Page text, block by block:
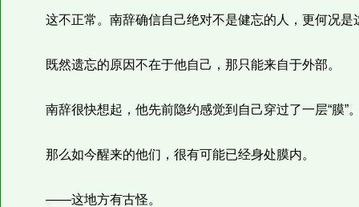
这不正常。南辞确信自己绝对不是健忘的人，更何况是
既然遗忘的原因不在于他自己，那只能来自于外部。
南辞很快想起，他先前隐约感觉到自己穿过了一层“膜”
那么如今醒来的他们，很有可能已经身处膜内。
——这地方有古怪。